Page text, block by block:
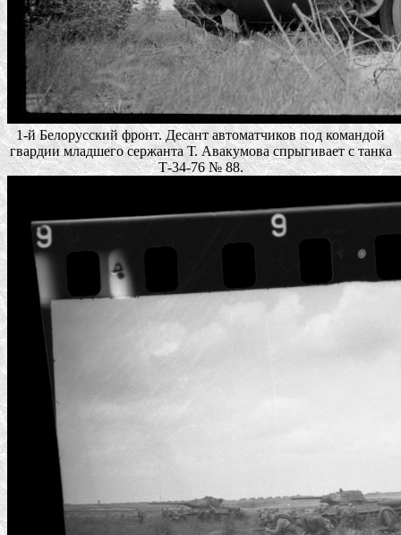
1-й Белорусский фронт. Десант автоматчиков под командой
гвардии младшего сержанта Т. Авакумова спрыгивает с танка
Т-34-76 № 88.